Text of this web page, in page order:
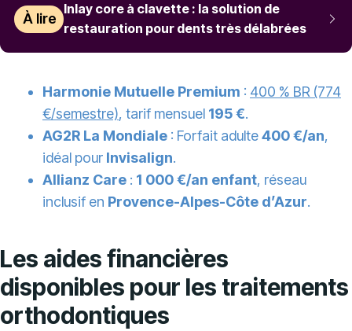
À lire
Inlay core à clavette : la solution de
restauration pour dents très délabrées
Harmonie Mutuelle Premium : 400 % BR (774
€/semestre), tarif mensuel 195 €.
AG2R La Mondiale : Forfait adulte400 €/an,
idéal pour Invisalign.
Allianz Care : 1 000 €/an enfant, réseau
inclusif en Provence-Alpes-Côte d’Azur.
Les aides financières
disponibles pour les traitements
orthodontiques